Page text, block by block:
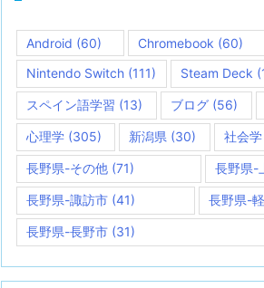
Android (60) Chromebook (60)
Nintendo Switch (111) Steam Deck
スペイン語学習 (13) ブログ (56)
心理学 (305) 新潟県 (30) 社会学
長野県-その他 (71) 長野県-
長野県-諏訪市 (41) 長野県-
長野県-長野市 (31)